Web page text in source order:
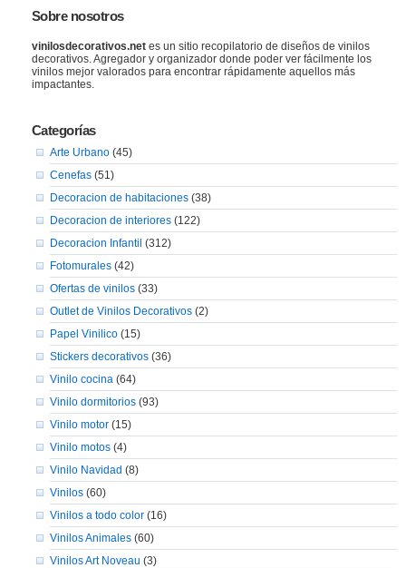
Sobre nosotros
vinilosdecorativos.netes un sitio recopilatorio de diseños de vinilos
decorativos. Agregador y organizador donde poder ver fácilmente los
vinilos mejor valorados para encontrar rápidamente aquellos más
impactantes.
Categorías
Arte Urbano(45)
Cenefas(51)
Decoracion de habitaciones(38)
Decoracion de interiores(122)
Decoracion Infantil (312)
Fotomurales(42)
Ofertas de vinilos(33)
Outlet de Vinilos Decorativos(2)
Papel Vinilico(15)
Stickers decorativos(36)
Vinilo cocina(64)
Vinilo dormitorios(93)
Vinilo motor(15)
Vinilo motos(4)
Vinilo Navidad (8)
Vinilos(60)
Vinilos a todo color(16)
Vinilos Animales(60)
Vinilos Art Noveau (3)